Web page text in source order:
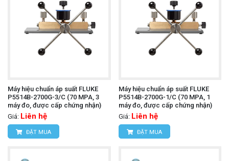
Máy hiệu chuẩn áp suất FLUKE
P5514B-2700G-3/C (70 MPA, 3
máy đo, được cấp chứng nhận)
Giá: Liên hệ
ĐẶT MUA
Máy hiệu chuẩn áp suất FLUKE
P5514B-2700G-1/C (70 MPA, 1
máy đo, được cấp chứng nhận)
Giá: Liên hệ
ĐẶT MUA